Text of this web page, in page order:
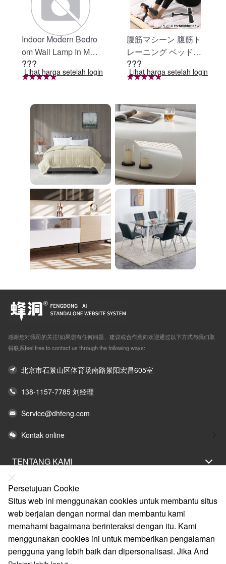
Indoor Modern Bedro
om Wall Lamp In Matt
e Black, Iron Clear Gl
ass Shade,4-Lights E
nity Light
???
Lihat harga setelah login
腹筋マシーン 腹筋ト
レーニング ベッド固
定 足固定 腹筋器具
腹筋マシン 足を押さ
レーニング器具 エク
ササイズ ダイエット
旅行 自宅 WBGHS-0
1-R
???
Lihat harga setelah login
感谢您对我司的关注!如果您有任何问题、建议或合作意向欢迎通过以下方式与我们取
得联系feel free to contact us through the following ways:
北京市石景山区体育场南路景阳宏昌605室
138-1157-7785 刘经理
Service@dhfeng.com
Kontak online
TENTANG KAMI
PERNYATAAN HUKUM
BANTUAN
LAYANAN
TAUTAN
Persetujuan Cookie
Situs web ini menggunakan cookies untuk membantu situs
web berjalan dengan normal dan membantu kami
memahami bagaimana berinteraksi dengan itu. Kami
menggunakan cookies ini untuk memberikan pengalaman
pengguna yang lebih baik dan dipersonalisasi. Jika And